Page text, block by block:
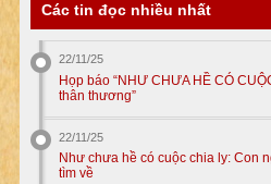
Các tin đọc nhiều nhất
22/11/25
Họp báo “NHƯ CHƯA HỀ CÓ
thân thương”
22/11/25
Như chưa hề có cuộc chia ly: Con
tìm về